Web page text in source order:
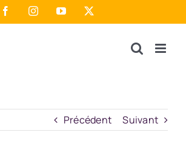
FacebookInstagramYouTube
Précédent Suivant